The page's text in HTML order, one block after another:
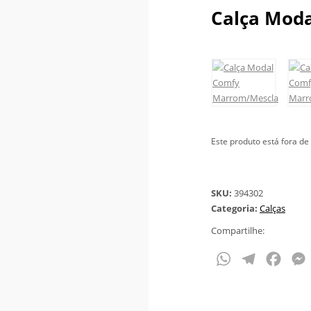
Calça
Este produto está fora
SKU: 394302
Categoria: Calças
Compartilhe:
WhatsAppTelegram